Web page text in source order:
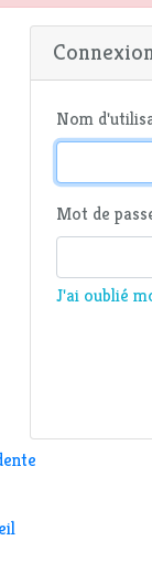
Nom
Mot de
J'ai oublié